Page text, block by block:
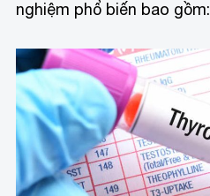
nghiệm phổ biến bao gồm: